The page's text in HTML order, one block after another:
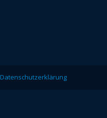
Datenschutzerklärung